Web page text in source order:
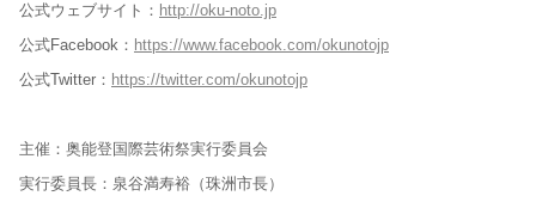
公式ウェブサイト： http://oku-noto.jp
公式Facebook： https://www.facebook.com/okunotojp
公式Twitter： https://twitter.com/okunotojp
主催：奥能登国際芸術祭実行委員会
実行委員長：泉谷満寿裕（珠洲市長）